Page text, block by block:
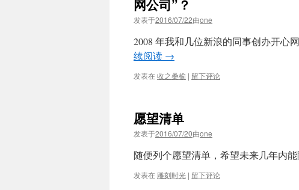
网公司”？
发表于2016/07/22由one
2008 年我和几位新浪的同事创办开心
续阅读 →
发表在收之桑榆 | 留下评论
愿望清单
发表于2016/07/20由one
随便列个愿望清单，希望未来几年内
发表在 雕刻时光 | 留下评论